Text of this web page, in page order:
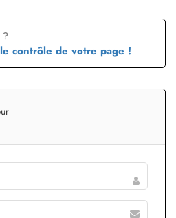
?
contrôle de votre page !